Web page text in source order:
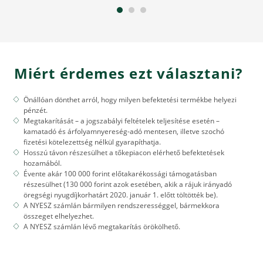
Miért érdemes ezt választani?
Önállóan dönthet arról, hogy milyen befektetési termékbe helyezi
pénzét.
Megtakarítását – a jogszabályi feltételek teljesítése esetén –
kamatadó és árfolyamnyereség-adó mentesen, illetve szochó
fizetési kötelezettség nélkül gyarapíthatja.
Hosszú távon részesülhet a tőkepiacon elérhető befektetések
hozamából.
Évente akár 100 000 forint előtakarékossági támogatásban
részesülhet (130 000 forint azok esetében, akik a rájuk irányadó
öregségi nyugdíjkorhatárt 2020. január 1. előtt töltötték be).
A NYESZ számlán bármilyen rendszerességgel, bármekkora
összeget elhelyezhet.
A NYESZ számlán lévő megtakarítás örökölhető.